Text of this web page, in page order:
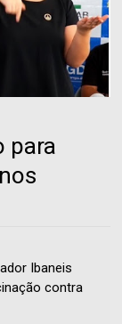
para
Ibaneis
contra